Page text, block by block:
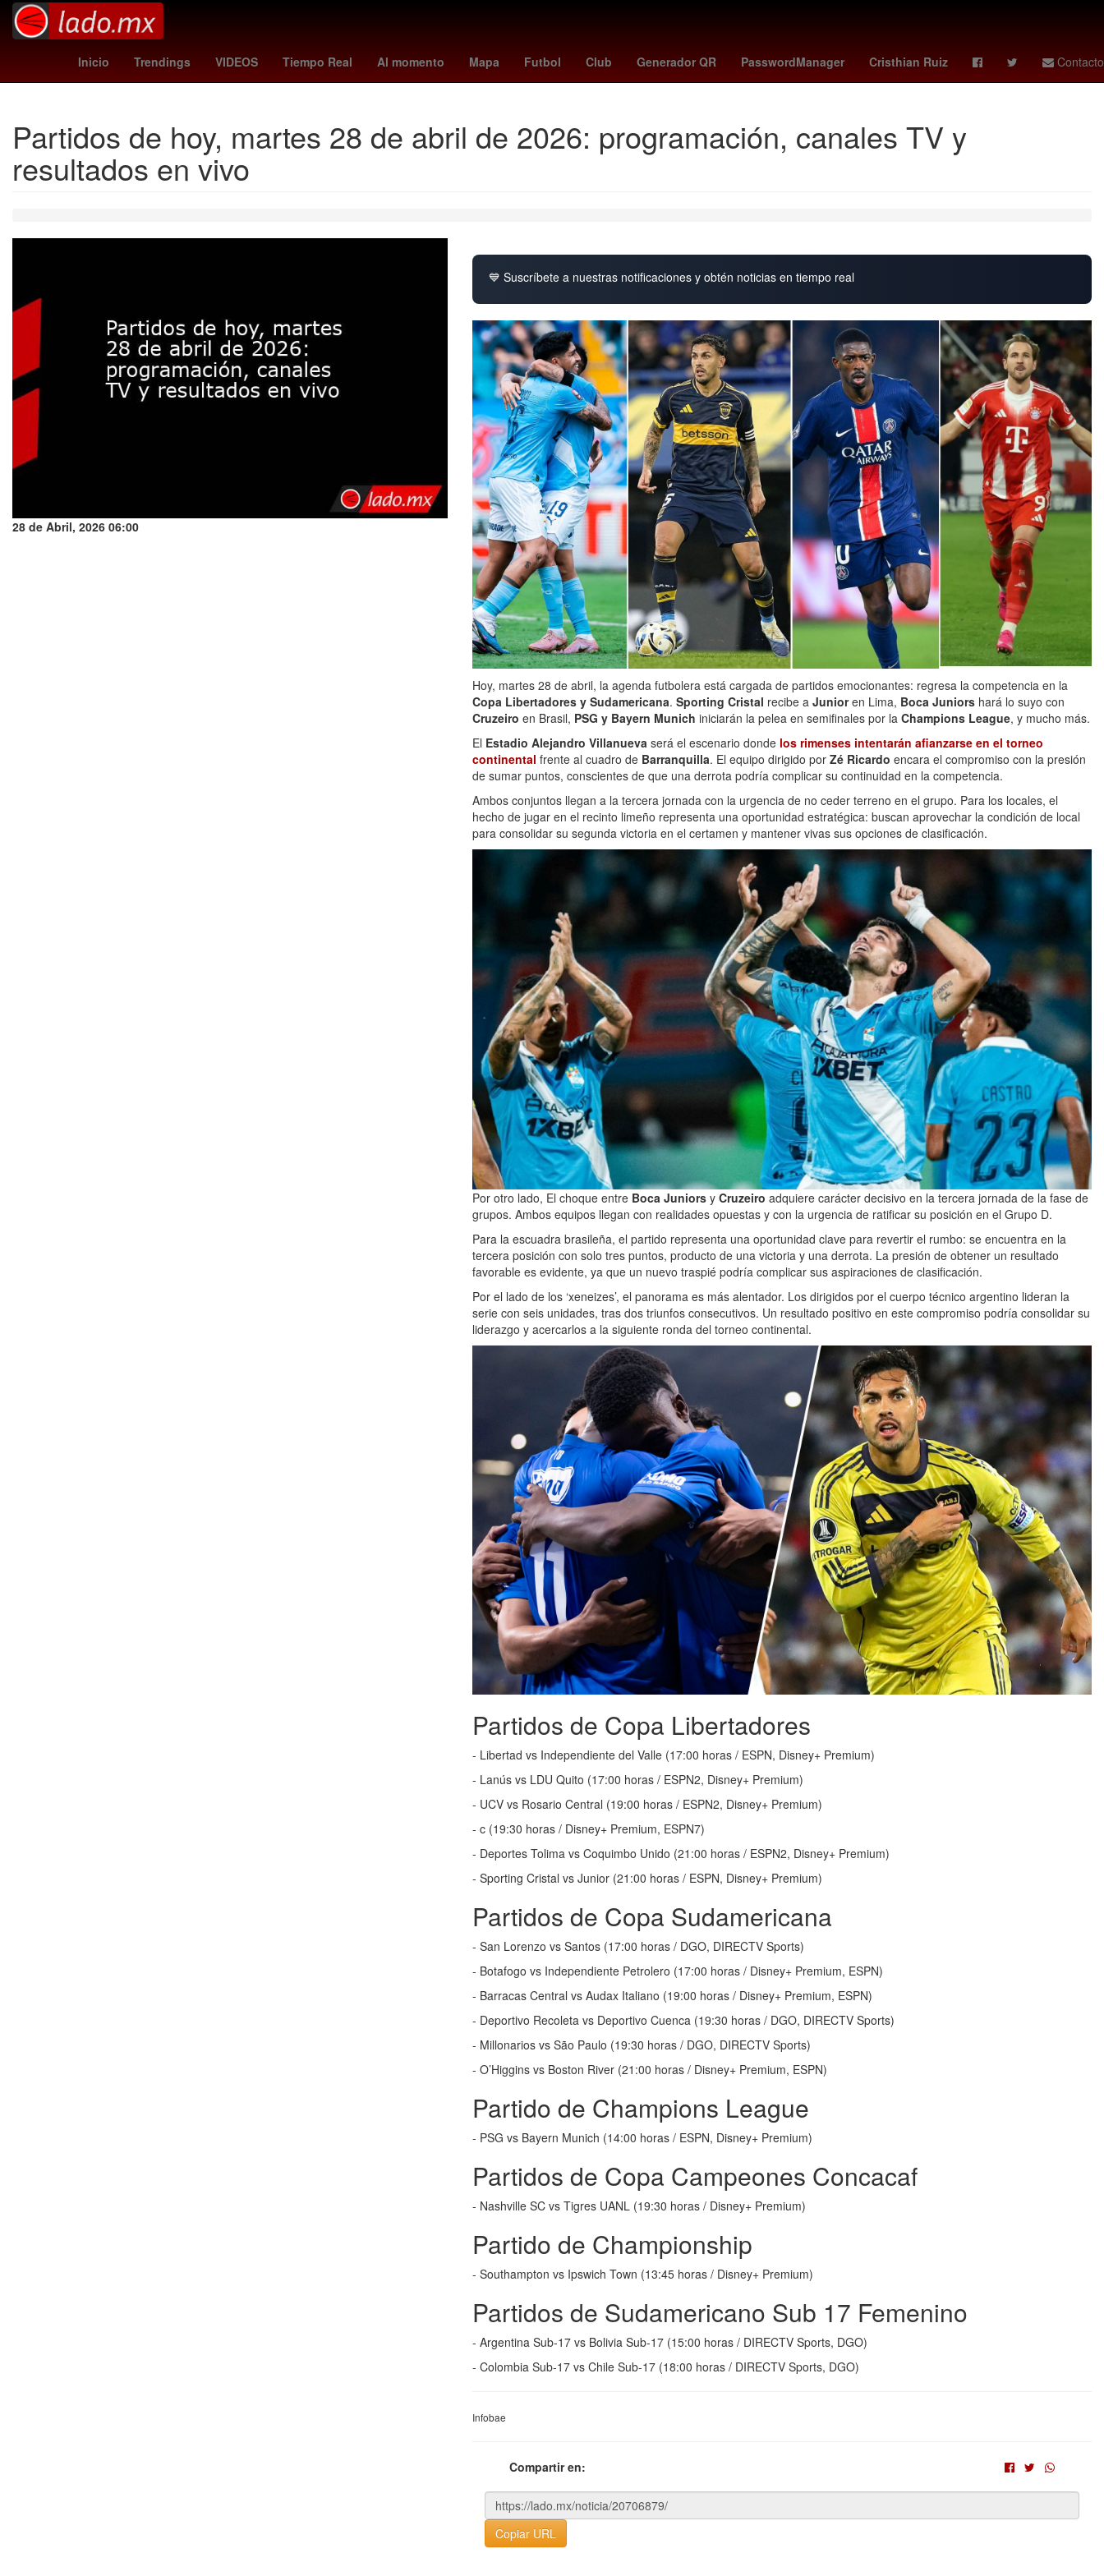
Inicio Trendings VIDEOS Tiempo Real Al momento Mapa Futbol Club Generador QR PasswordManager Cristhian Ruiz Contacto
Jorge Messi sparta vs groningen Ramadán yankees - braves Juegos Centroamericanos y del Caribe Detroit Pistons Star Wars Cartagena de Indias Venezolanos América
Partidos de hoy, martes 28 de abril de 2026: programación, canales TV y
resultados en vivo
28 de Abril, 2026 06:00
💙 Suscríbete a nuestras notificaciones y obtén noticias en tiempo real
Hoy, martes 28 de abril, la agenda futbolera está cargada de partidos emocionantes: regresa la competencia en la
Copa Libertadores y Sudamericana. Sporting Cristal recibe a Junioren Lima, Boca Juniors hará lo suyo con
Cruzeiro en Brasil, PSG y Bayern Munich iniciarán la pelea en semifinales por la Champions League, y mucho más.
El Estadio Alejandro Villanueva será el escenario donde los rimenses intentarán afianzarse en el torneo
continental frente al cuadro de Barranquilla. El equipo dirigido por Zé Ricardo encara el compromiso con la presión
de sumar puntos, conscientes de que una derrota podría complicar su continuidad en la competencia.
Ambos conjuntos llegan a la tercera jornada con la urgencia de no ceder terreno en el grupo. Para los locales, el
hecho de jugar en el recinto limeño representa una oportunidad estratégica: buscan aprovechar la condición de local
para consolidar su segunda victoria en el certamen y mantener vivas sus opciones de clasificación.
Por otro lado, El choque entre Boca Juniors y Cruzeiro adquiere carácter decisivo en la tercera jornada de la fase de
grupos. Ambos equipos llegan con realidades opuestas y con la urgencia de ratificar su posición en el Grupo D.
Para la escuadra brasileña, el partido representa una oportunidad clave para revertir el rumbo: se encuentra en la
tercera posición con solo tres puntos, producto de una victoria y una derrota. La presión de obtener un resultado
favorable es evidente, ya que un nuevo traspié podría complicar sus aspiraciones de clasificación.
Por el lado de los ‘xeneizes’, el panorama es más alentador. Los dirigidos por el cuerpo técnico argentino lideran la
serie con seis unidades, tras dos triunfos consecutivos. Un resultado positivo en este compromiso podría consolidar su
liderazgo y acercarlos a la siguiente ronda del torneo continental.
Partidos de Copa Libertadores
- Libertad vs Independiente del Valle (17:00 horas / ESPN, Disney+ Premium)
- Lanús vs LDU Quito (17:00 horas / ESPN2, Disney+ Premium)
- UCV vs Rosario Central (19:00 horas / ESPN2, Disney+ Premium)
- c (19:30 horas / Disney+ Premium, ESPN7)
- Deportes Tolima vs Coquimbo Unido (21:00 horas / ESPN2, Disney+ Premium)
- Sporting Cristal vs Junior (21:00 horas / ESPN, Disney+ Premium)
Partidos de Copa Sudamericana
- San Lorenzo vs Santos (17:00 horas / DGO, DIRECTV Sports)
- Botafogo vs Independiente Petrolero (17:00 horas / Disney+ Premium, ESPN)
- Barracas Central vs Audax Italiano (19:00 horas / Disney+ Premium, ESPN)
- Deportivo Recoleta vs Deportivo Cuenca (19:30 horas / DGO, DIRECTV Sports)
- Millonarios vs São Paulo (19:30 horas / DGO, DIRECTV Sports)
- O’Higgins vs Boston River (21:00 horas / Disney+ Premium, ESPN)
Partido de Champions League
- PSG vs Bayern Munich (14:00 horas / ESPN, Disney+ Premium)
Partidos de Copa Campeones Concacaf
- Nashville SC vs Tigres UANL (19:30 horas / Disney+ Premium)
Partido de Championship
- Southampton vs Ipswich Town (13:45 horas / Disney+ Premium)
Partidos de Sudamericano Sub 17 Femenino
- Argentina Sub-17 vs Bolivia Sub-17 (15:00 horas / DIRECTV Sports, DGO)
- Colombia Sub-17 vs Chile Sub-17 (18:00 horas / DIRECTV Sports, DGO)
Infobae
Compartir en:
Copiar URL